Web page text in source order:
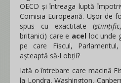
OECD și întreaga luptă
Comisia Europeană. Ușor de
spus cu exactitate (științific
britanici) care e acel loc unde
pe care Fiscul,
așteaptă să-l obții?
Iată o întrebare care macină
la Londra, Washington,